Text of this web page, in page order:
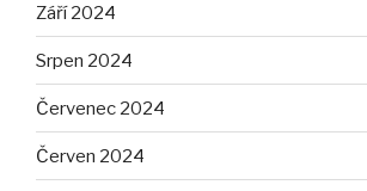
Září 2024
Srpen 2024
Červenec 2024
Červen 2024